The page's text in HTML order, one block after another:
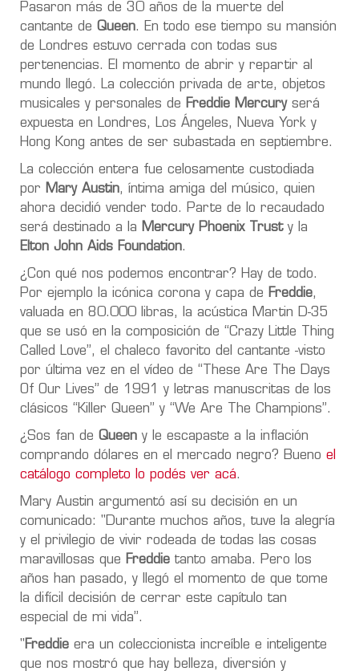
Pasaron más de 30 años de la muerte del
cantante de Queen. En todo ese tiempo su mansión
de Londres estuvo cerrada con todas sus
pertenencias. El momento de abrir y repartir al
mundo llegó. La colección privada de arte, objetos
musicales y personales de Freddie Mercuryserá
expuesta en Londres, Los Ángeles, Nueva York y
Hong Kong antes de ser subastada en septiembre.
La colección entera fue celosamente custodiada
por
Mary Austin, íntima amiga del músico, quien
ahora decidió vender todo. Parte de lo recaudado
será destinado a la Mercury Phoenix Trusty la
Elton John Aids Foundation.
¿Con qué nos podemos encontrar? Hay de todo.
Por ejemplo la icónica corona y capa de Freddie,
valuada en 80.000 libras, la acústica Martin D-35
que se usó en la composición de “Crazy Little Thing
Called Love”, el chaleco favorito del cantante -visto
por última vez en el vídeo de “These Are The Days
Of Our Lives” de 1991 y letras manuscritas de los
clásicos “Killer Queen” y “We Are The Champions”.
¿Sos fan de Queen y le escapaste a la inflación
comprando dólares en el mercado negro? Bueno el
catálogo completo lo podés ver acá.
Mary Austin argumentó así su decisión en un
comunicado: "Durante muchos años, tuve la alegría
y el privilegio de vivir rodeada de todas las cosas
maravillosas que Freddie tanto amaba. Pero los
años han pasado, y llegó el momento de que tome
la difícil decisión de cerrar este capítulo tan
especial de mi vida”.
"Freddie era un coleccionista increíble e inteligente
que nos mostró que hay belleza, diversión y